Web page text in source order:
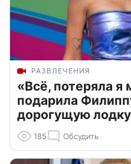
РАЗВЛЕЧЕНИЯ
«Всё, потеряла я
подарила
дорогущую лодку
185 Обсудить